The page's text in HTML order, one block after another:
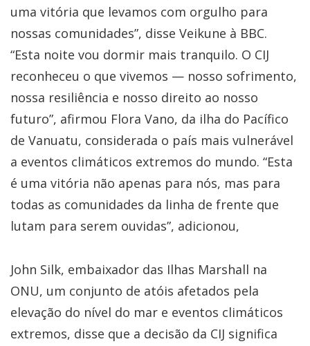
uma vitória que levamos com orgulho para
nossas comunidades”, disse Veikune à BBC.
“Esta noite vou dormir mais tranquilo. O CIJ
reconheceu o que vivemos — nosso sofrimento,
nossa resiliência e nosso direito ao nosso
futuro”, afirmou Flora Vano, da ilha do Pacífico
de Vanuatu, considerada o país mais vulnerável
a eventos climáticos extremos do mundo. “Esta
é uma vitória não apenas para nós, mas para
todas as comunidades da linha de frente que
lutam para serem ouvidas”, adicionou,
John Silk, embaixador das Ilhas Marshall na
ONU, um conjunto de atóis afetados pela
elevação do nível do mar e eventos climáticos
extremos, disse que a decisão da CIJ significa